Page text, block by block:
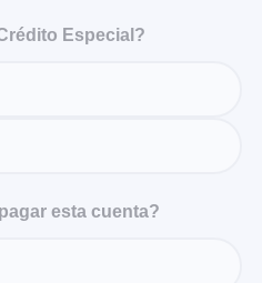
Especial?
esta cuenta?